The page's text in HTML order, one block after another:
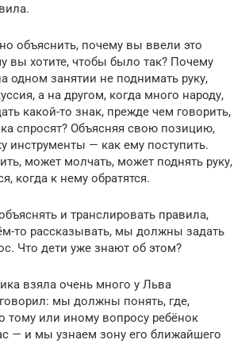
объяснить, почему вы ввели это
вы хотите, чтобы было так? Почему
одном занятии не поднимать руку,
а на другом, когда много народу,
какой-то знак, прежде чем говорить,
спросят? Объясняя свою позицию,
инструменты — как ему поступить.
может молчать, может поднять руку,
когда к нему обратятся.
и транслировать правила,
то рассказывать, мы должны задать
Что дети уже знают об этом?
взяла очень много у Льва
мы должны понять, где,
тому или иному вопросу ребёнок
— и мы узнаем зону его ближайшего